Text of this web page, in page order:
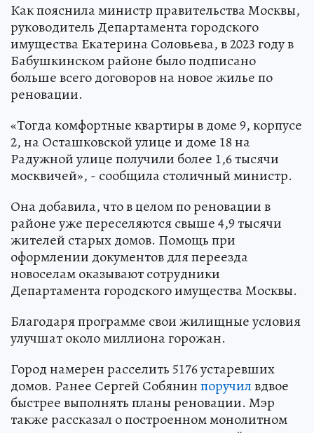
Как пояснила министр правительства Москвы,
руководитель Департамента городского
имущества Екатерина Соловьева, в 2023 году в
Бабушкинском районе было подписано
больше всего договоров на новое жилье по
реновации.
«Тогда комфортные квартиры в доме 9, корпусе
2, на Осташковской улице и доме 18 на
Радужной улице получили более 1,6 тысячи
москвичей», - сообщила столичный министр.
Она добавила, что в целом по реновации в
районе уже переселяются свыше 4,9 тысячи
жителей старых домов. Помощь при
оформлении документов для переезда
новоселам оказывают сотрудники
Департамента городского имущества Москвы.
Благодаря программе свои жилищные условия
улучшат около миллиона горожан.
Город намерен расселить 5176 устаревших
домов. Ранее Сергей Собянинпоручилвдвое
быстрее выполнять планы реновации. Мэр
также рассказал о построенном монолитном